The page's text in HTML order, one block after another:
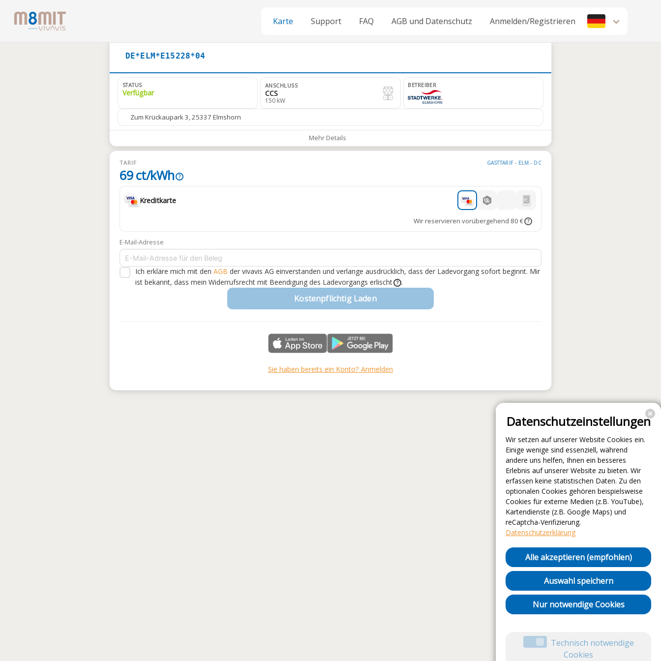
Karte Support FAQ AGB und Datenschutz Anmelden/Registrieren
DE*ELM*E15228*04
STATUS
Verfügbar
ANSCHLUSS
CCS
150 kW
BETREIBER
Zum Krückaupark 3, 25337 Elmshorn
Mehr Details
TARIF GASTTARIF - ELM - DC
69 ct/kWh ?
Kreditkarte
Wir reservieren vorübergehend 80 € ?
E-Mail-Adresse
Ich erkläre mich mit den AGB der vivavis AG einverstanden und verlange ausdrücklich, dass der Ladevorgang sofort beginnt. Mir
ist bekannt, dass mein Widerrufsrecht mit Beendigung des Ladevorgangs erlischt ? .
Kostenpflichtig Laden
Sie haben bereits ein Konto? Anmelden
Datenschutzeinstellungen
Wir setzen auf unserer Website Cookies ein.
Einige wenige sind essenziell, während
andere uns helfen, Ihnen ein besseres
Erlebnis auf unserer Website zu bieten. Wir
erfassen keine statistischen Daten. Zu den
optionalen Cookies gehören beispielsweise
Cookies für externe Medien (z.B. YouTube),
Kartendienste (z.B. Google Maps) und
reCaptcha-Verifizierung.
Datenschutzerklärung
Alle akzeptieren (empfohlen)
Auswahl speichern
Nur notwendige Cookies
Technisch notwendige
Cookies